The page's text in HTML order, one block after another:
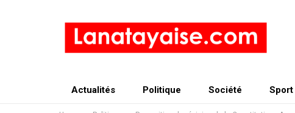
Actualités Politique Société Sport